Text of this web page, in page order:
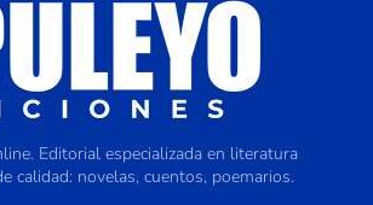
Editorial especializada en literatura
calidad: novelas, cuentos, poemarios.